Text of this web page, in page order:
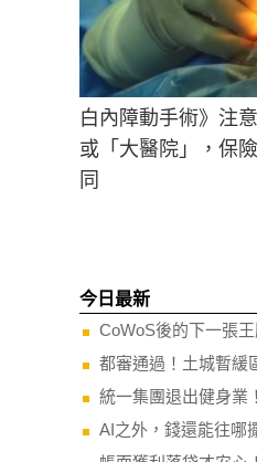
白內障動手術》注
或「大醫院」，保
同
今日最新
CoWoS後的下一張
都審通過！土城暫緩
統一集團退出健身業
AI之外，錢還能往哪